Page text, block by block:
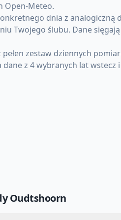
Open-Meteo.
dnia z analogiczną
Twojego ślubu. Dane
zestaw dziennych
z 4 wybranych lat
Oudtshoorn